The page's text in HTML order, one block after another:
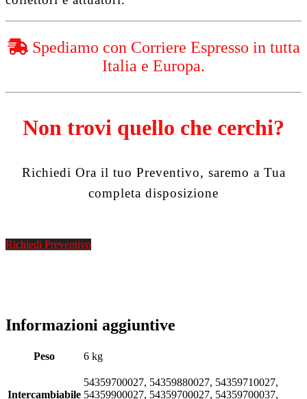
Spediamo con Corriere Espresso in tutta
Italia e Europa.
Non trovi quello che cerchi?
Richiedi Ora il tuo Preventivo, saremo a Tua
completa disposizione
Richiedi Preventivo
Informazioni aggiuntive
Peso 6 kg
Intercambiabile
54359700027, 54359880027, 54359710027,
54359900027, 54359700027, 54359700037,